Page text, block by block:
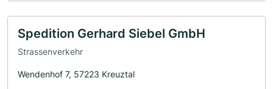
Spedition Gerhard Siebel GmbH
Strassenverkehr
Wendenhof 7, 57223 Kreuztal